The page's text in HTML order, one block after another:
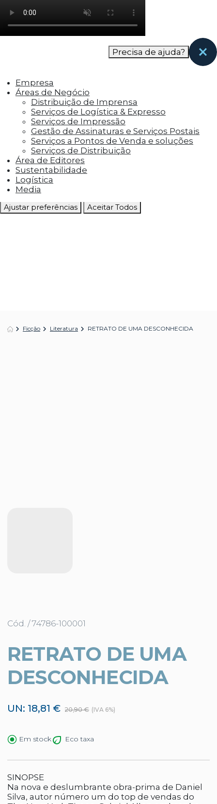
como os visitantes interagem com o site. Esses
cookies ajudam a fornecer informações sobre
as métricas do número de visitantes, taxa de
rejeição, origem do tráfego, etc.
funcionalidades, como compartilhar o
conteúdo do site em plataformas de social
media, coletar feedbacks e outros recursos de
terceiros.
Cookies Marketing
Os cookies de marketing são usados para
entregar aos visitantes anúncios
personalizados com base nas páginas que eles
visitaram antes e analisar a eficácia da
campanha publicitária.
Ajustar preferências Aceitar Todos
Precisa de ajuda?
Empresa
Áreas de Negócio
Distribuição de Imprensa
Serviços de Logística & Expresso
Serviços de Impressão
Gestão de Assinaturas e Serviços Postais
Serviços a Pontos de Venda e soluções
Serviços de Distribuição
Área de Editores
Sustentabilidade
Logística
Media
Ficção Literatura RETRATO DE UMA DESCONHECIDA
Cód. / 74786-100001
RETRATO DE UMA
DESCONHECIDA
UN: 18,81 € 20,90 € (IVA 6%)
Em stock Eco taxa
SINOPSE
Na nova e deslumbrante obra-prima de Daniel
Silva, autor número um do top de vendas do